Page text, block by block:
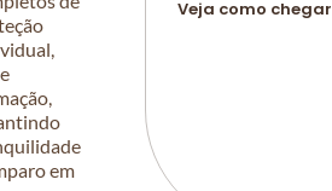
em
Veja como chegar